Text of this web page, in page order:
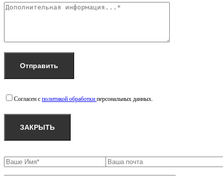
Согласен с политикой обработки персональных данных.
ЗАКРЫТЬ